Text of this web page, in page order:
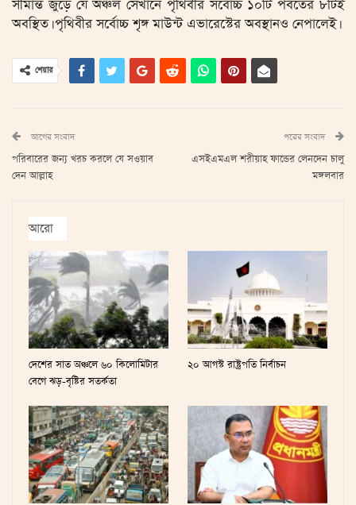
সীমান্ত জুড়ে যে অঞ্চল সেখানে পৃথিবীর সর্বোচ্চ ১০টি পর্বতের ৮টিই
অবস্থিত। পৃথিবীর সর্বোচ্চ শৃঙ্গ মাউন্ট এভারেস্টের অবস্থানও নেপালেই।
শেয়ার
আগের সংবাদ
পরিবারের জন্য খরচ করলে যে সওয়াব
দেন আল্লাহ
পরের সংবাদ
এসইএমএল শরীয়াহ ফান্ডের লেনদেন চালু
মঙ্গলবার
আরো
দেশের সাত অঞ্চলে ৬০ কিলোমিটার
বেগে ঝড়-বৃষ্টির সতর্কতা
২০ আগস্ট রাষ্ট্রপতি নির্বাচন